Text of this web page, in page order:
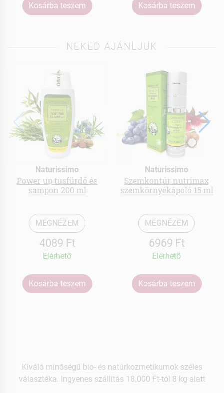
Kosárba teszem Kosárba teszem
NEKED AJÁNLJUK
Naturissimo
Power up tusfürdő és
sampon 200 ml
MEGNÉZEM
4089 Ft
Elérhetõ
Kosárba teszem
Naturissimo
Szemkontúr nutrimax
szemkörnyékápoló 15 ml
MEGNÉZEM
6969 Ft
Elérhetõ
Kosárba teszem
Kiváló minőségű bio- és natúrkozmetikumok széles
választéka. Ingyenes szállítás 18.000 Ft-tól 8 kg alatt